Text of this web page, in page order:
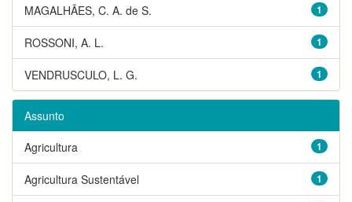
1
MAGALHÃES, C. A. de S.
1
ROSSONI, A. L.
1
VENDRUSCULO, L. G.
Assunto
1
Agricultura
1
Agricultura Sustentável